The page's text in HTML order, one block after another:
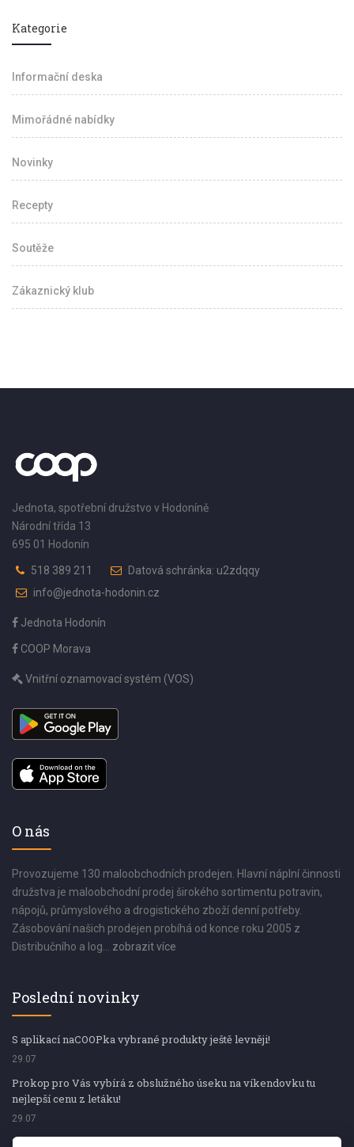
Kategorie
Informační deska
Mimořádné nabídky
Novinky
Recepty
Soutěže
Zákaznický klub
Jednota, spotřební družstvo v Hodoníně
Národní třída 13
695 01 Hodonín
518 389 211
Datová schránka: u2zdqqy
info@jednota-hodonin.cz
Jednota Hodonín
COOP Morava
Vnitřní oznamovací systém (VOS)
O nás
Provozujeme 130 maloobchodních prodejen. Hlavní náplní činnosti
družstva je maloobchodní prodej širokého sortimentu potravin,
nápojů, průmyslového a drogistického zboží denní potřeby.
Zásobování našich prodejen probíhá od konce roku 2005 z
Distribučního a log... zobrazit více
Poslední novinky
S aplikací naCOOPka vybrané produkty ještě levněji!
29.07
Prokop pro Vás vybírá z obslužného úseku na víkendovku tu
nejlepší cenu z letáku!
29.07
Prokop pro Vás vybírá z obslužného úseku na víkendovku tu